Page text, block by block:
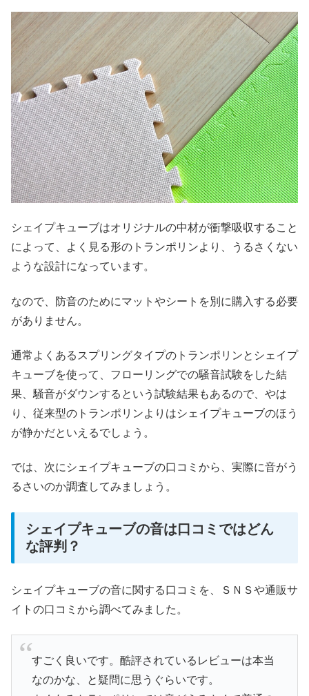
シェイプキューブはオリジナルの中材が衝撃吸収すること
によって、よく見る形のトランポリンより、うるさくない
ような設計になっています。
なので、防音のためにマットやシートを別に購入する必要
がありません。
通常よくあるスプリングタイプのトランポリンとシェイプ
キューブを使って、フローリングでの騒音試験をした結
果、騒音がダウンするという試験結果もあるので、やは
り、従来型のトランポリンよりはシェイプキューブのほう
が静かだといえるでしょう。
では、次にシェイプキューブの口コミから、実際に音がう
るさいのか調査してみましょう。
シェイプキューブの音は口コミではどん
な評判？
シェイプキューブの音に関する口コミを、ＳＮＳや通販サ
イトの口コミから調べてみました。
すごく良いです。酷評されているレビューは本当
なのかな、と疑問に思うぐらいです。